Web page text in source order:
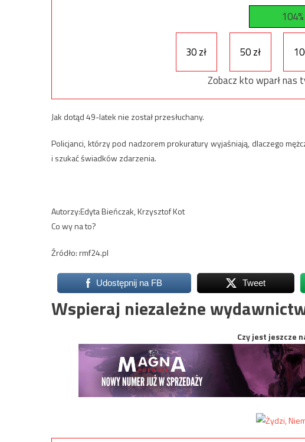
104%
30 zł 50 zł
Zobacz kto wparł nas
Jak dotąd 49-latek nie został przesłuchany.
Policjanci, którzy pod nadzorem prokuratury wyjaśniają, dlaczego
i szukać świadków zdarzenia.
Autorzy:Edyta Bieńczak,Krzysztof Kot
Co wy na to?
Źródło: rmf24.pl
Udostępnij na FB Tweet
Wspieraj niezależne
Czy jest jeszcze